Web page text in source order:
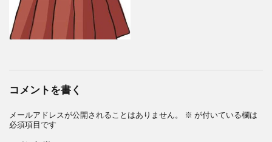
コメントを書く
メールアドレスが公開されることはありません。 ※ が付いている欄は
必須項目です